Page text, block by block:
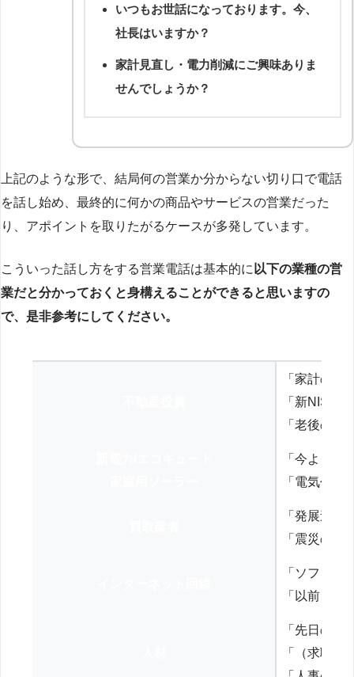
いつもお世話になっております。今、
社長はいますか？
家計見直し・電力削減にご興味ありま
せんでしょうか？
上記のような形で、結局何の営業か分からない切り口で電話
を話し始め、最終的に何かの商品やサービスの営業だった
り、アポイントを取りたがるケースが多発しています。
こういった話し方をする営業電話は基本的に 以下の業種の営
業だと分かっておくと身構えることができると思いますの
で、是非参考にしてください。
「家計の見
「新NISA
「老後の
「今より
「電気代を
「発展途
「震災の
「ソフト
「以前、
「先日の
「（求職